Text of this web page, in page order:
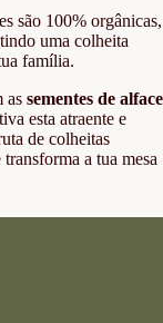
são 100% orgânicas,
uma colheita
família.
as sementes de alface
esta atraente e
de colheitas
a tua mesa